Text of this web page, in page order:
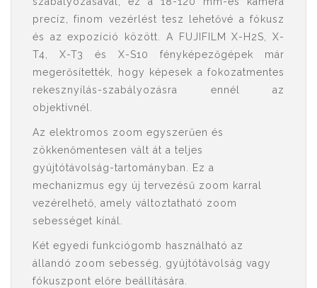
precíz, finom vezérlést tesz lehetővé a fókusz
és az expozíció között. A FUJIFILM X-H2S, X-
T4, X-T3 és X-S10 fényképezőgépek már
megerősítették, hogy képesek a fokozatmentes
rekesznyílás-szabályozásra ennél az
objektívnél.
Az elektromos zoom egyszerűen és
zökkenőmentesen vált át a teljes
gyújtótávolság-tartományban. Ez a
mechanizmus egy új tervezésű zoom karral
vezérelhető, amely változtatható zoom
sebességet kínál.
Két egyedi funkciógomb használható az
állandó zoom sebesség, gyújtótávolság vagy
fókuszpont előre beállítására.